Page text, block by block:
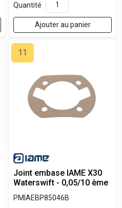
Quantité
Ajouter au panier
11
Joint embase IAME X30
Waterswift - 0,05/10 ème
PMIAEBP85046B